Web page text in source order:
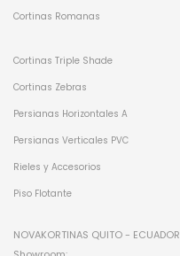
Cortinas Romanas
Cortinas Triple Shade
Cortinas Zebras
Persianas Horizontales A
Persianas Verticales PVC
Rieles y Accesorios
Piso Flotante
NOVAKORTINAS QUITO - ECUADOR